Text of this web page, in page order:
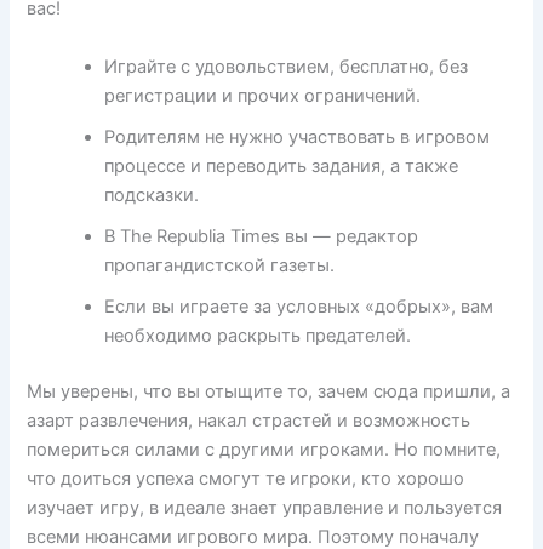
вас!
Играйте с удовольствием, бесплатно, без
регистрации и прочих ограничений.
Родителям не нужно участвовать в игровом
процессе и переводить задания, а также
подсказки.
В The Republia Times вы — редактор
пропагандистской газеты.
Если вы играете за условных «добрых», вам
необходимо раскрыть предателей.
Мы уверены, что вы отыщите то, зачем сюда пришли, а
азарт развлечения, накал страстей и возможность
помериться силами с другими игроками. Но помните,
что доиться успеха смогут те игроки, кто хорошо
изучает игру, в идеале знает управление и пользуется
всеми нюансами игрового мира. Поэтому поначалу